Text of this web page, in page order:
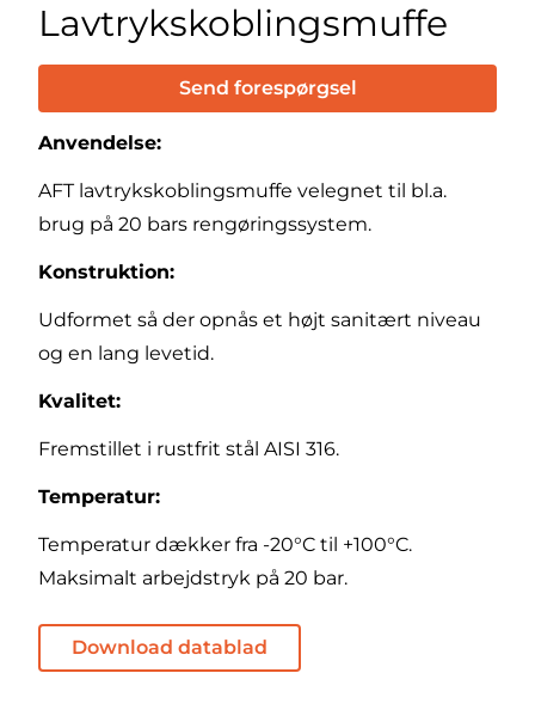
Lavtrykskoblingsmuffe
Send forespørgsel
Anvendelse:
AFT lavtrykskoblingsmuffe velegnet til bl.a.
brug på 20 bars rengøringssystem.
Konstruktion:
Udformet så der opnås et højt sanitært niveau
og en lang levetid.
Kvalitet:
Fremstillet i rustfrit stål AISI 316.
Temperatur:
Temperatur dækker fra -20°C til +100°C.
Maksimalt arbejdstryk på 20 bar.
Download datablad